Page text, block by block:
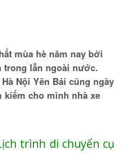
mùa hè năm nay bởi
trong lẫn ngoài nước.
Nội Yên Bái cũng ngày
kiếm cho mình nhà xe
trình di chuyển cụ